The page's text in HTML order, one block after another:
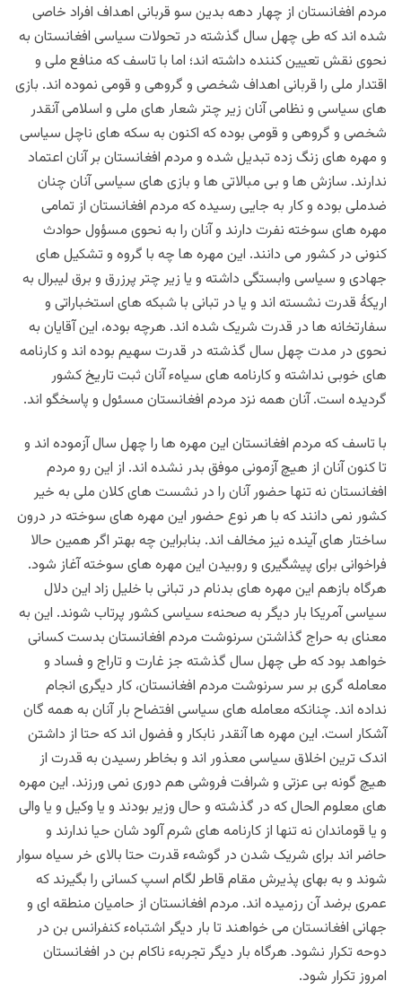
مردم افغانستان از چهار دهه بدین سو قربانی اهداف افراد خاصی
شده اند که طی چهل سال گذشته در تحولات سیاسی افغانستان به
نحوی نقش تعیین کننده داشته اند؛ اما با تاسف که منافع ملی و
اقتدار ملی را قربانی اهداف شخصی و گروهی و قومی نموده اند. بازی
های سیاسی و نظامی آنان زیر چتر شعار های ملی و اسلامی آنقدر
شخصی و گروهی و قومی بوده که اکنون به سکه های ناچل سیاسی
و مهره های زنگ زده تبدیل شده و مردم افغانستان بر آنان اعتماد
ندارند. سازش ها و بی مبالاتی ها و بازی های سیاسی آنان چنان
ضدملی بوده و کار به جایی رسیده که مردم افغانستان از تمامی
مهره های سوخته نفرت دارند و آنان را به نحوی مسؤول حوادث
کنونی در کشور می دانند. این مهره ها چه با گروه و تشکیل های
جهادی و سیاسی وابستگی داشته و یا زیر چتر پرزرق و برق لیبرال به
اریکۀ قدرت نشسته اند و یا در تبانی با شبکه های استخباراتی و
سفارتخانه ها در قدرت شریک شده اند. هرچه بوده، این آقایان به
نحوی در مدت چهل سال گذشته در قدرت سهیم بوده اند و کارنامه
های خوبی نداشته و کارنامه های سیاهء آنان ثبت تاریخ کشور
گردیده است. آنان همه نزد مردم افغانستان مسئول و پاسخگو اند.
با تاسف که مردم افغانستان این مهره ها را چهل سال آزموده اند و
تا کنون آنان از هیچ آزمونی موفق بدر نشده اند. از این رو مردم
افغانستان نه تنها حضور آنان را در نشست های کلان ملی به خیر
کشور نمی دانند که با هر نوع حضور این مهره های سوخته در درون
ساختار های آینده نیز مخالف اند. بنابراین چه بهتر اگر همین حالا
فراخوانی برای پیشگیری و روبیدن این مهره های سوخته آغاز شود.
هرگاه بازهم این مهره های بدنام در تبانی با خلیل زاد این دلال
سیاسی آمریکا بار دیگر به صحنهء سیاسی کشور پرتاب شوند. این به
معنای به حراج گذاشتن سرنوشت مردم افغانستان بدست کسانی
خواهد بود که طی چهل سال گذشته جز غارت و تاراج و فساد و
معامله گری بر سر سرنوشت مردم افغانستان، کار دیگری انجام
نداده اند‌. چنانکه معامله های سیاسی افتضاح بار آنان به همه گان
آشکار است. این مهره ها آنقدر نابکار و فضول اند که حتا از داشتن
اندک ترین اخلاق سیاسی معذور اند و بخاطر رسیدن به قدرت از
هیچ گونه بی عزتی و شرافت فروشی هم دوری نمی ورزند. این مهره
های معلوم الحال که در گذشته و حال وزیر بودند و یا وکیل و یا والی
و یا قوماندان نه تنها از کارنامه های شرم آلود شان حیا ندارند و
حاضر اند برای شریک شدن در گوشهء قدرت حتا بالای خر سیاه سوار
شوند و به بهای پذیرش مقام قاطر لگام اسپ کسانی را بگیرند که
عمری برضد آن رزمیده اند. مردم افغانستان از حامیان منطقه ای و
جهانی افغانستان می خواهند تا بار دیگر اشتباهء کنفرانس بن در
دوحه تکرار نشود. هرگاه بار دیگر تجربهء ناکام بن در افغانستان
امروز تکرار شود.